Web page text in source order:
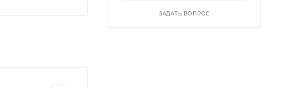
ЗАДАТЬ ВОПРОС